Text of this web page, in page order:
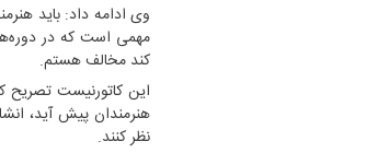
وی ادامه داد: باید
مهمی است که در
کند مخالف هستم. ‎
این کاتورنیست تصریح
هنرمندان پیش آید،
نظر کنند. ‎